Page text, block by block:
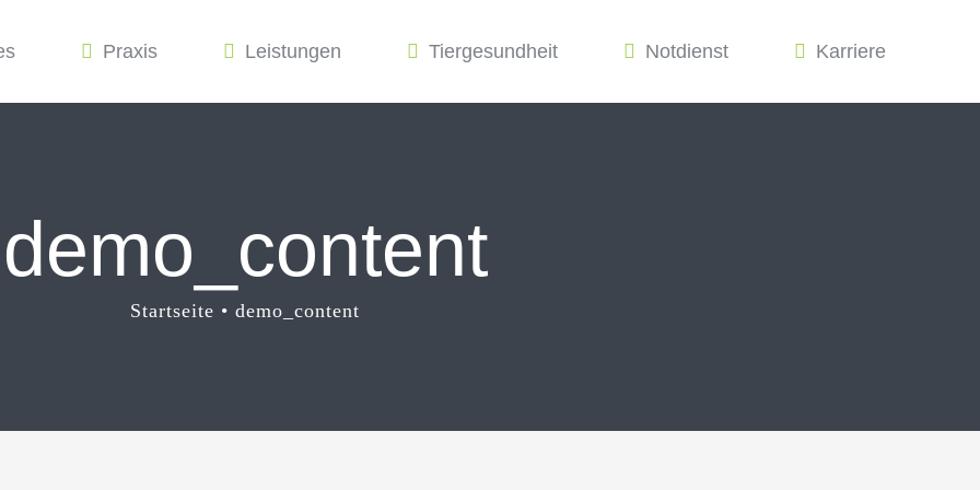
Praxis Leistungen Tiergesundheit Notdienst Karriere
demo_content
Startseite demo_content